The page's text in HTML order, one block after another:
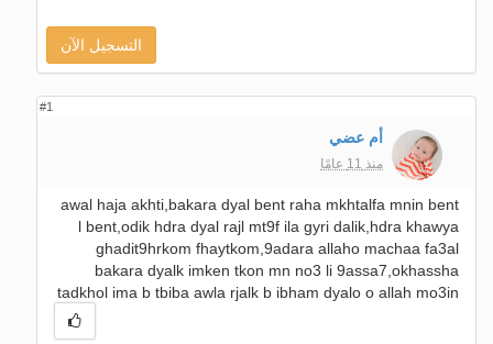
التسجيل الآن
#1
أم عضي
منذ 11 عامًا
awal haja akhti,bakara dyal bent raha mkhtalfa mnin bent
l bent,odik hdra dyal rajl mt9f ila gyri dalik,hdra khawya
ghadit9hrkom fhaytkom,9adara allaho machaa fa3al
bakara dyalk imken tkon mn no3 li 9assa7,okhassha
tadkhol ima b tbiba awla rjalk b ibham dyalo o allah mo3in